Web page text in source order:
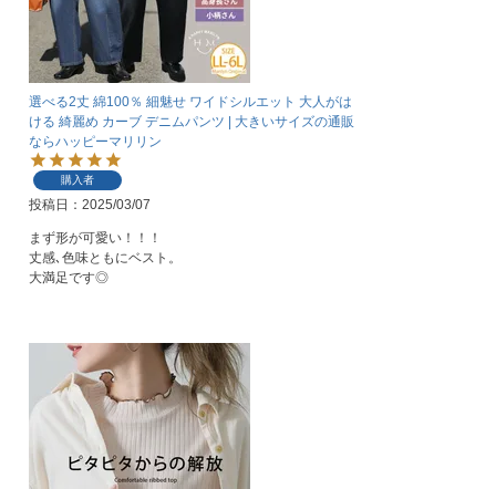
選べる2丈 綿100％ 細魅せ ワイドシルエット 大人がは
ける 綺麗め カーブ デニムパンツ | 大きいサイズの通販
ならハッピーマリリン
購入者
投稿日 2025/03/07
まず形が可愛い！！！
丈感､色味ともにベスト。
大満足です◎